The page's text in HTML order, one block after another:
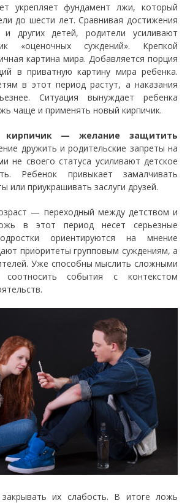
укрепляет фундамент лжи, который
до шести лет. Сравнивая достижения
и других детей, родители усиливают
«оценочных суждений». Крепкой
картина мира. Добавляется порция
в приватную картину мира ребенка.
в этот период растут, а наказания
Ситуация вынуждает ребенка
чаще и применять новый кирпичик.
кирпичик — желание защитить
дружить и родительские запреты на
не своего статуса усиливают детское
Ребенок привыкает замалчивать
или приукрашивать заслуги друзей.
— переходный между детством и
в этот период несет серьезные
ориентируются на мнение
приоритеты групповым суждениям, а
Уже способны мыслить сложными
соотносить события с контекстом
их слабость. В итоге ложь